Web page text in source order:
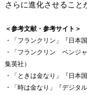
さらに進化させること
＜参考文献・参考サイト＞
・「フランクリン」『日本
・「フランクリン ベンジ
集英社）
・「ときは金なり」『日本
・「時は金なり」『デジタ